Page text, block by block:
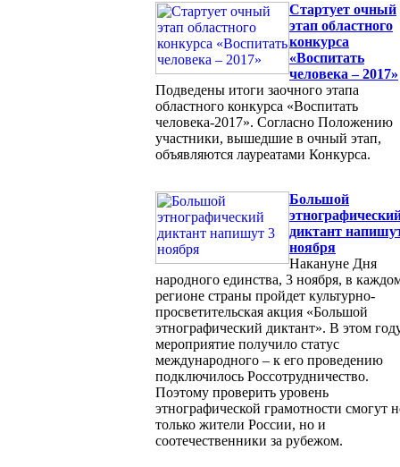
Cтартует очный
этап областного
конкурса
«Воспитать
человека – 2017»
Подведены итоги заочного этапа
областного конкурса «Воспитать
человека-2017». Согласно Положению
участники, вышедшие в очный этап,
объявляются лауреатами Конкурса.
Большой
диктант
ноября
Накануне Дня
народного единства, 3 ноября, в
регионе страны пройдет культурно-
просветительская акция «Большой
этнографический диктант». В этом
мероприятие получило статус
международного – к его проведению
подключилось Россотрудничество.
Поэтому проверить уровень
этнографической грамотности смогут
только жители России, но и
соотечественники за рубежом.